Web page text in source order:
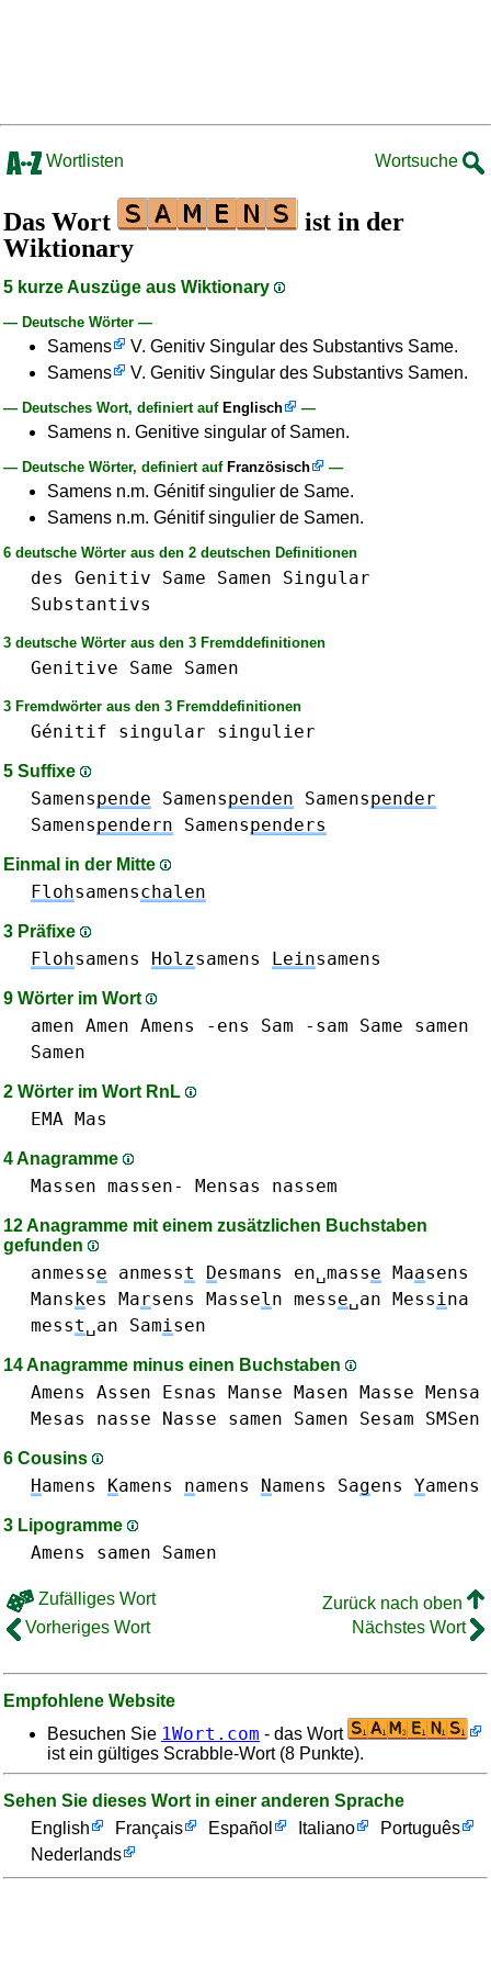
Wortlisten Wortsuche
Das Wort
ist in der
Wiktionary
5 kurze Auszüge aus Wiktionary
— Deutsche Wörter —
Samens
V. Genitiv Singular des Substantivs Same.
Samens
V. Genitiv Singular des Substantivs Samen.
— Deutsches Wort, definiert auf Englisch —
Samens n. Genitive singular of Samen.
— Deutsche Wörter, definiert auf Französisch —
Samens n.m. Génitif singulier de Same.
Samens n.m. Génitif singulier de Samen.
6 deutsche Wörter aus den 2 deutschen Definitionen
des Genitiv Same Samen
Singular
Substantivs
3 deutsche Wörter aus den 3 Fremddefinitionen
Genitive Same Samen
3 Fremdwörter aus den 3 Fremddefinitionen
Génitif singular singulier
5 Suffixe
Samenspende Samenspenden Samenspender
Samenspendern Samenspenders
Einmal in der Mitte
Flohsamenschalen
3 Präfixe
Flohsamens Holzsamens Leinsamens
9 Wörter im Wort
amen Amen Amens -ens Sam -sam Same
samen
Samen
2 Wörter im Wort RnL
EMA Mas
4 Anagramme
Massen massen- Mensas nassem
12 Anagramme mit einem zusätzlichen Buchstaben
gefunden
anmesse anmesst Desmans en␣masse Maasens
Manskes Marsens Masseln messe␣an Messina
messt␣an Samisen
14 Anagramme minus einen Buchstaben
Amens Assen Esnas Manse Masen Masse Mensa
Mesas
nasse Nasse samen Samen Sesam SMSen
6 Cousins
Hamens Kamens namens Namens Sagens Yamens
3 Lipogramme
Amens samen Samen
Zufälliges Wort
Zurück nach oben
Vorheriges Wort
Nächstes Wort
Empfohlene Website
Besuchen Sie 1Wort.com - das Wort
ist ein gültiges Scrabble-Wort (8 Punkte).
Sehen Sie dieses Wort in einer anderen Sprache
English
Français Español Italiano
Português
Nederlands